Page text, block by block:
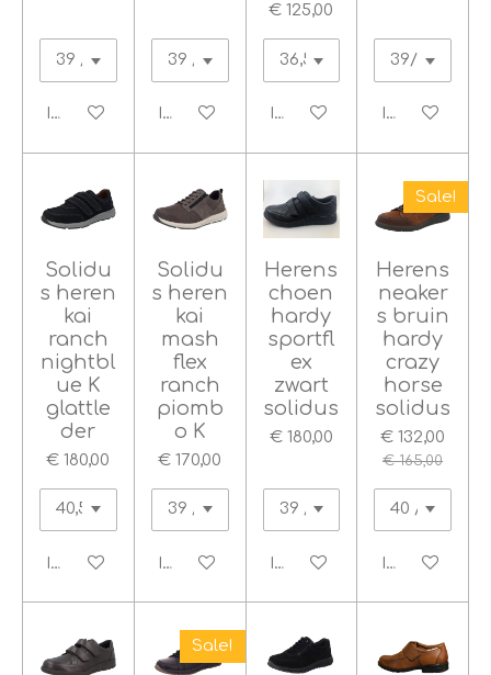
In winkelwagenIn winkelwagen
€ 125,00
In winkelwagenIn
Solidu
s heren
kai
ranch
nightbl
ue K
glattle
der
€ 180,00
In winkelwagen
Solidu
s heren
kai
mash
flex
ranch
piomb
o K
€ 170,00
In winkelwagen
Herens
choen
hardy
sportfl
ex
zwart
solidus
€ 180,00
In winkelwagen
Sale!
Herens
neaker
s bruin
hardy
crazy
horse
solidus
€ 132,00
€ 165,00
In
Sale!